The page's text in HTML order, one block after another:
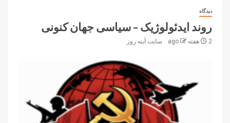
دیدگاه
روند ایدئولوژیک – سیاسی جهان کنونی
2 هفته ago سایت آینه‌ روز